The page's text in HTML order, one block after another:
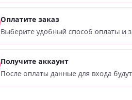
Оплатите заказ
Выберите удобный способ оплаты и
Получите аккаунт
После оплаты данные для входа